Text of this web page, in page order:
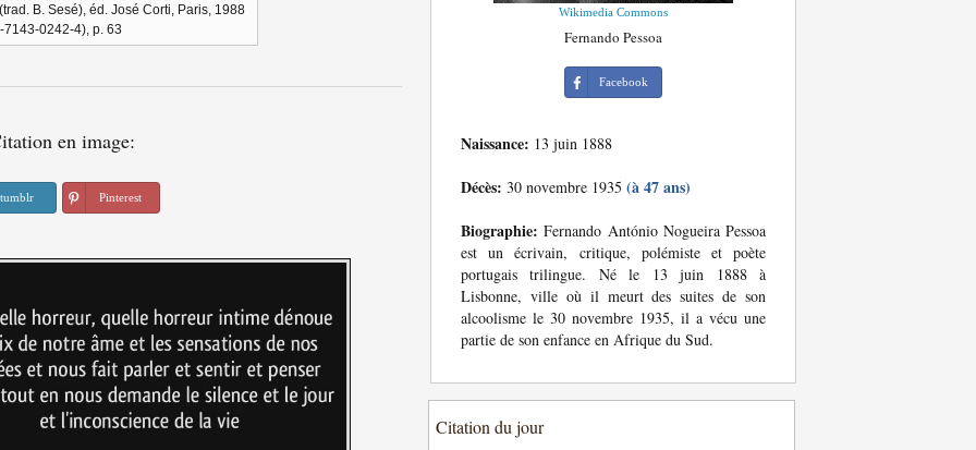
B. Sesé), éd. José Corti, Paris, 1988
7143-0242-4), p. 63
en image:
tumblr Pinterest
Wikimedia Commons
Fernando Pessoa
Facebook
Naissance: 13 juin 1888
Décès: 30 novembre 1935 (à 47 ans)
Biographie: Fernando António Nogueira Pessoa
est un écrivain, critique, polémiste et poète
portugais trilingue. Né le 13 juin 1888 à
Lisbonne, ville où il meurt des suites de son
alcoolisme le 30 novembre 1935, il a vécu une
partie de son enfance en Afrique du Sud.
Citation du jour